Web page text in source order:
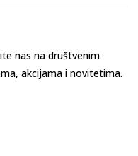
nas na društvenim
akcijama i novitetima.